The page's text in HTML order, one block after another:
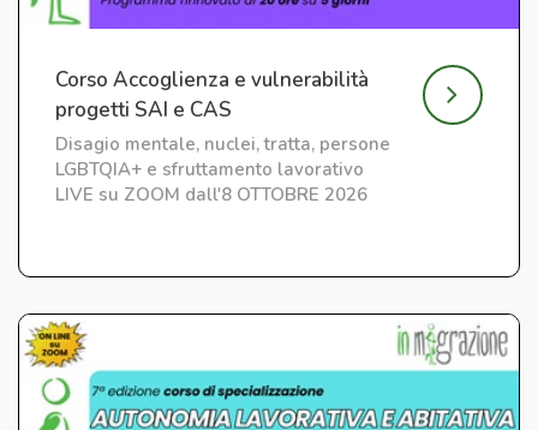
Corso Accoglienza e vulnerabilità
progetti SAI e CAS
Disagio mentale, nuclei, tratta, persone
LGBTQIA+ e sfruttamento lavorativo
LIVE su ZOOM dall'8 OTTOBRE 2026